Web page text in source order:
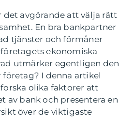
det avgörande att välja rätt
En bra bankpartner
tjänster och förmåner
ekonomiska
utmärker egentligen den
företag? I denna artikel
olika faktorer att
av bank och presentera en
över de viktigaste